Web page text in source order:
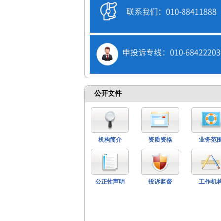
公开文件
机构简介 资质资格 业务范
公正性声明 投诉监督 工作机